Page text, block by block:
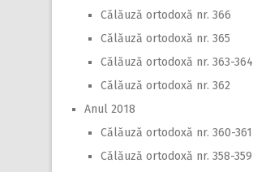
Călăuză ortodoxă nr. 366
Călăuză ortodoxă nr. 365
Călăuză ortodoxă nr. 363-364
Călăuză ortodoxă nr. 362
Anul 2018
Călăuză ortodoxă nr. 360-361
Călăuză ortodoxă nr. 358-359